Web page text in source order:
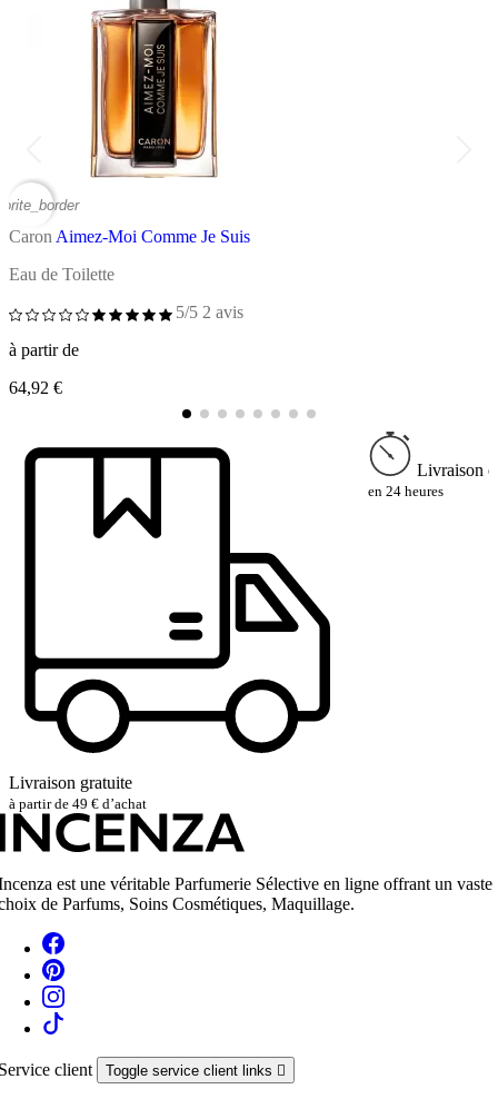
Caron Aimez-Moi Comme Je Suis
Eau de Toilette
5/5 2 avis
à partir de
64,92 €
Livraison gratuite
à partir de 49 € d’achat
Livraison
en 24 heures
est une véritable Parfumerie Sélective en ligne offrant un vaste
de Parfums, Soins Cosmétiques, Maquillage.
client Toggle service client links 